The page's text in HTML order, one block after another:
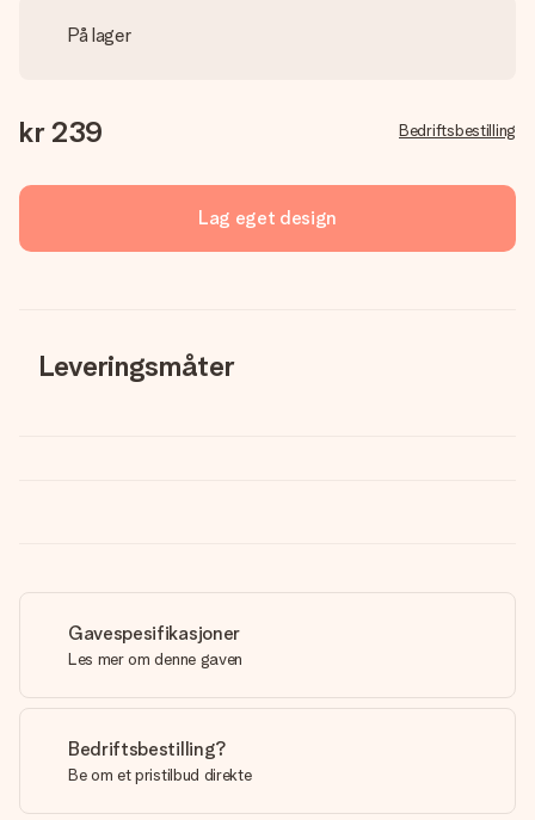
På lager
kr 239 Bedriftsbestilling
Lag eget design
Leveringsmåter
Gavespesifikasjoner
Les mer om denne gaven
Bedriftsbestilling?
Be om et pristilbud direkte